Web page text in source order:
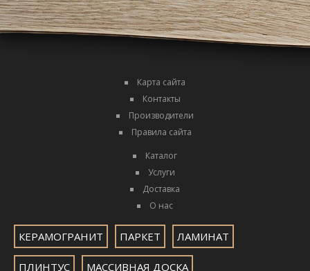
Карта сайта
Контакты
Производители
Правила сайта
Каталог
Услуги
Доставка
О нас
КЕРАМОГРАНИТ ПАРКЕТ ЛАМИНАТ
ПЛИНТУС МАССИВНАЯ ДОСКА